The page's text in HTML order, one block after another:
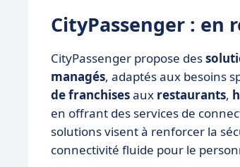
CityPassenger : en
CityPassenger propose des
managés, adaptés aux besoins
de franchisesaux restaurants,
en offrant des services de
solutions visent à renforcer la
connectivité fluide pour le